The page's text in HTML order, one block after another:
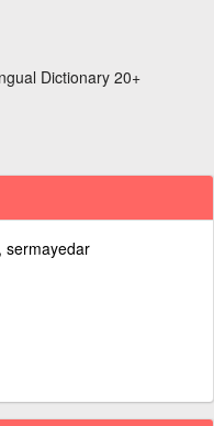
Dictionary 20+
sermayedar